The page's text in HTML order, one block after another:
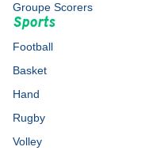
Groupe Scorers
Sports
Football
Basket
Hand
Rugby
Volley